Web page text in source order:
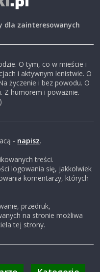
dla zainteresowanych
O tym, co w mieście i
i aktywnym lenistwie. O
życzenie i bez powodu. O
Z humorem i poważnie.
- napisz.
treści.
logowania się, jakkolwiek
komentarzy, których
przedruk,
na stronie możliwa
tej strony.